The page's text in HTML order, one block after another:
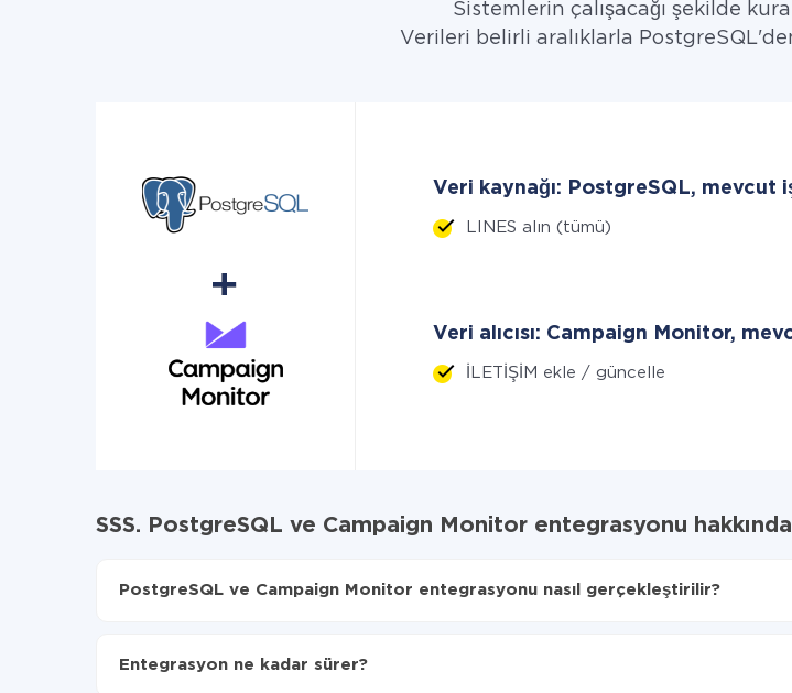
Sistemlerin çalışacağı şekilde
Verileri belirli aralıklarla
Veri kaynağı: PostgreSQL, mevcut
LINES alın (tümü)
Veri alıcısı: Campaign Monitor,
İLETİŞİM ekle / güncelle
SSS. PostgreSQL ve Campaign Monitor entegrasyonu hakkında
PostgreSQL ve Campaign Monitor entegrasyonu nasıl gerçekleştirilir?
Otomatik güncellemeyi aç
Entegrasyon ne kadar sürer?